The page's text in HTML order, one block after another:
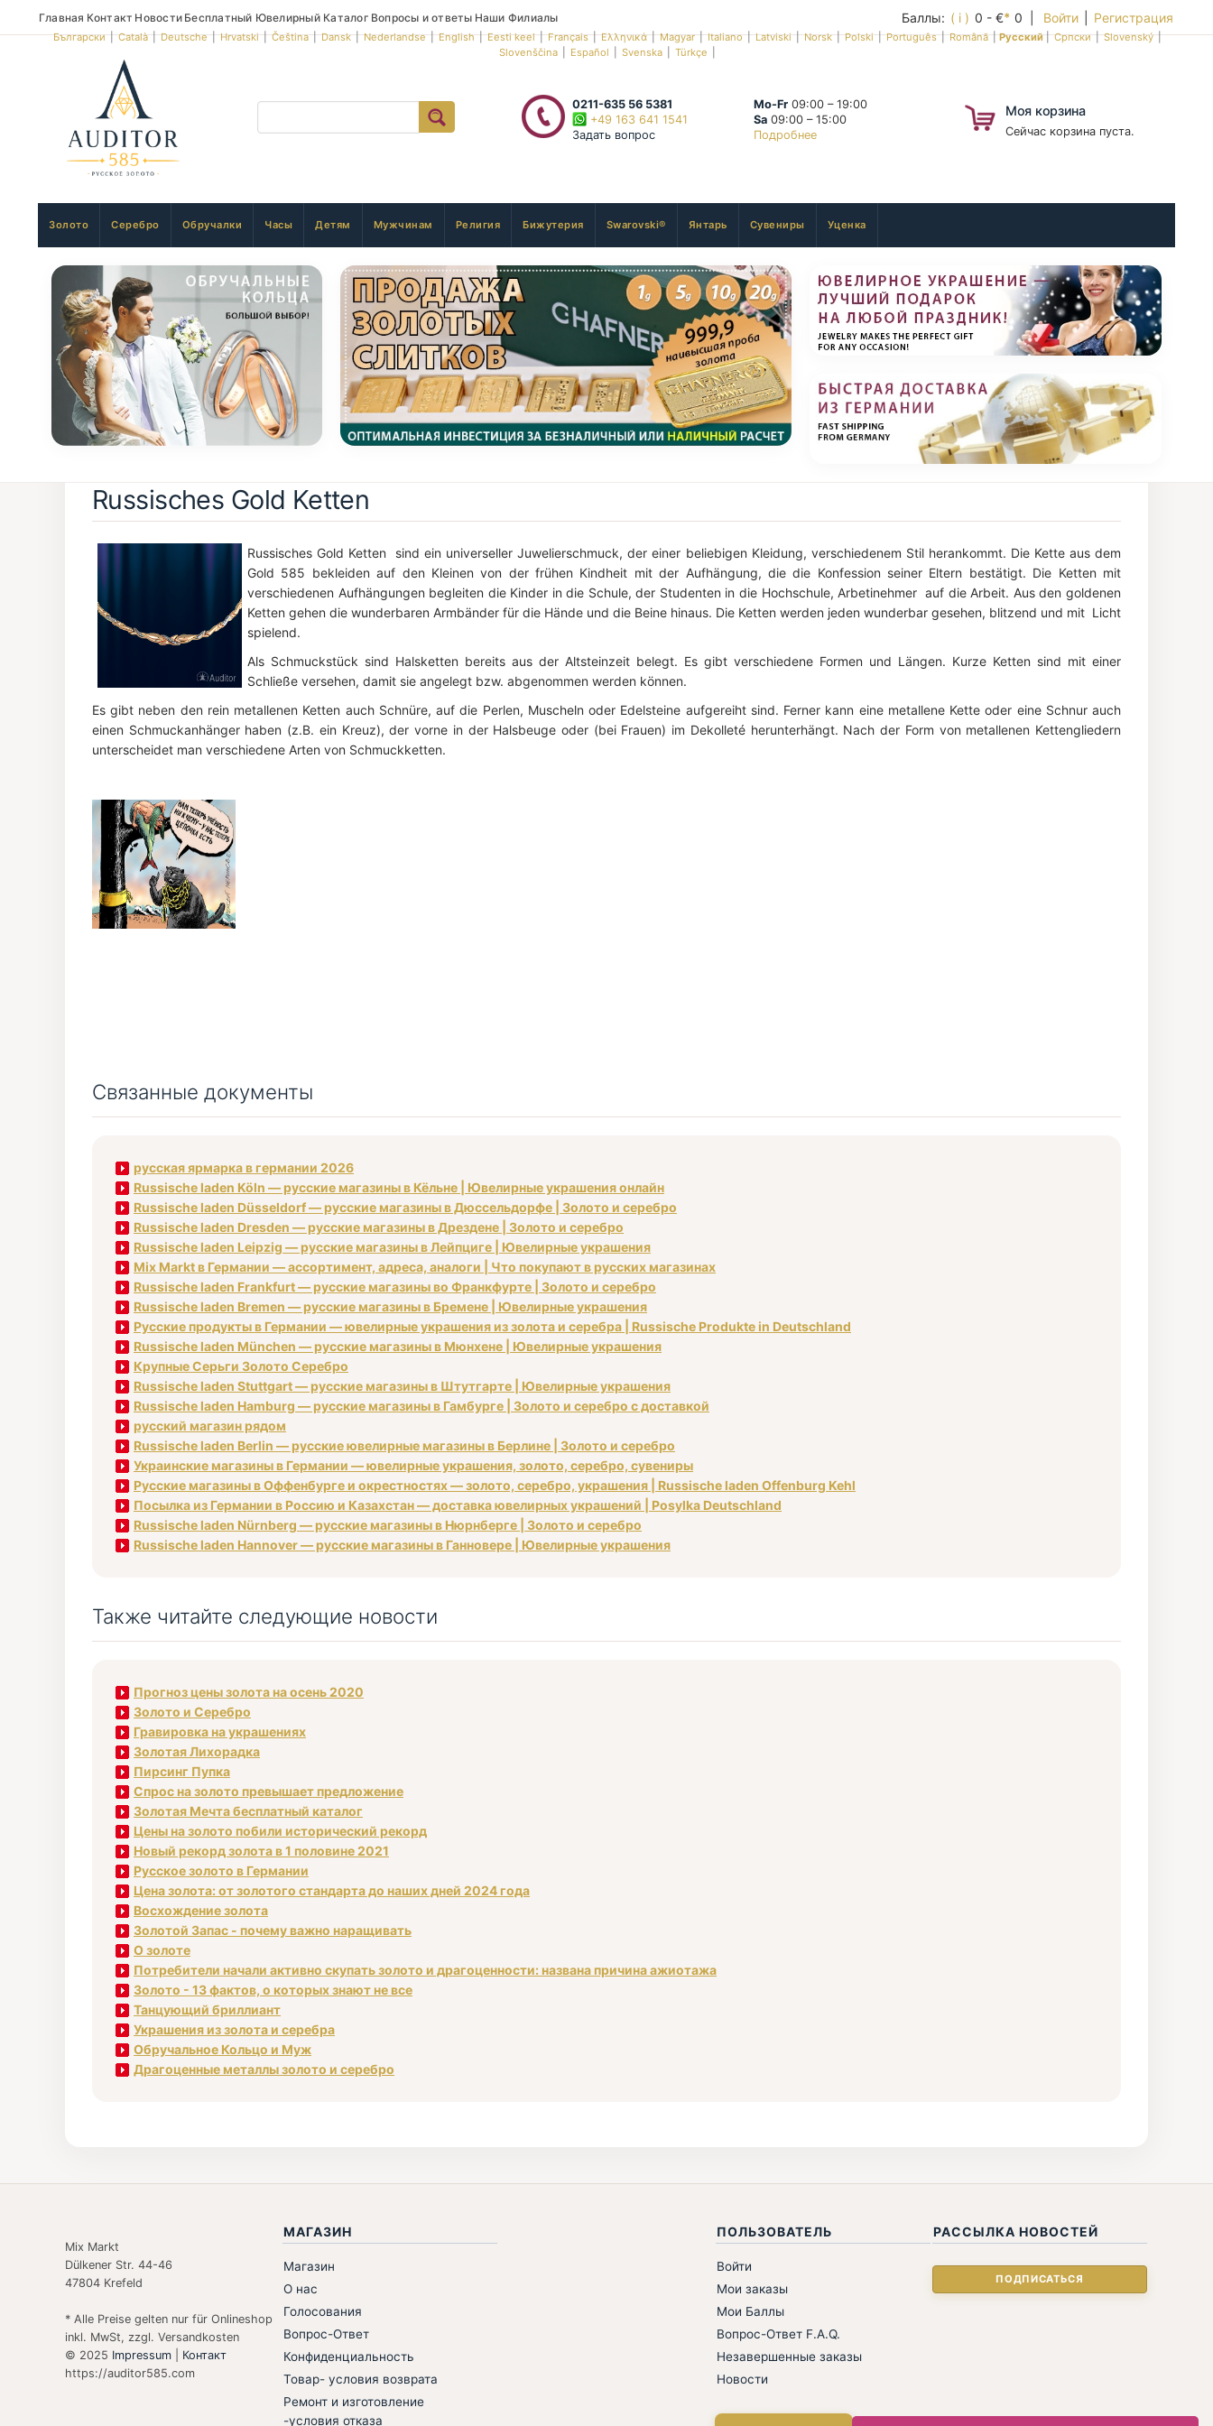
Главная Контакт Новости Бесплатный Ювелирный Каталог Вопросы и ответы Наши Филиалы Баллы: ( i ) 0 - €* 0 | Войти Регистрация
Български|Català|Deutsche|Hrvatski|Čeština|Dansk|Nederlandse|English|Eesti keel|Français|Ελληνικά|Magyar|Italiano|Latviski|Norsk|Polski|Português|Română|Русский|Српски|Slovenský|
Slovenščina
Español Svenska Türkçe
0211-635 56 5381
+49 163 641 1541
Задать вопрос
Mo-Fr09:00 – 19:00
Sa09:00 – 15:00
Подробнее
Моя корзина
Сейчас корзина пуста.
Золото Серебро Обручалки Часы Детям Мужчинам Религия Бижутерия Swarovski® Янтарь Сувениры Уценка
Russisches Gold Ketten
Russisches Gold Ketten sind ein universeller Juwelierschmuck, der einer beliebigen Kleidung, verschiedenem Stil herankommt. Die Kette aus dem
Gold 585 bekleiden auf den Kleinen von der frühen Kindheit mit der Aufhängung, die die Konfession seiner Eltern bestätigt. Die Ketten mit
verschiedenen Aufhängungen begleiten die Kinder in die Schule, der Studenten in die Hochschule, Arbetinehmer auf die Arbeit. Aus den goldenen
Ketten gehen die wunderbaren Armbänder für die Hände und die Beine hinaus. Die Ketten werden jeden wunderbar gesehen, blitzend und mit Licht
spielend.
Als Schmuckstück sind Halsketten bereits aus der Altsteinzeit belegt. Es gibt verschiedene Formen und Längen. Kurze Ketten sind mit einer
Schließe versehen, damit sie angelegt bzw. abgenommen werden können.
Es gibt neben den rein metallenen Ketten auch Schnüre, auf die Perlen, Muscheln oder Edelsteine aufgereiht sind. Ferner kann eine metallene Kette oder eine Schnur auch
einen Schmuckanhänger haben (z.B. ein Kreuz), der vorne in der Halsbeuge oder (bei Frauen) im Dekolleté herunterhängt. Nach der Form von metallenen Kettengliedern
unterscheidet man verschiedene Arten von Schmuckketten.
Связанные документы
русская ярмарка в германии 2026
Russische laden Köln — русские магазины в Кёльне | Ювелирные украшения онлайн
Russische laden Düsseldorf — русские магазины в Дюссельдорфе | Золото и серебро
Russische laden Dresden — русские магазины в Дрездене | Золото и серебро
Russische laden Leipzig — русские магазины в Лейпциге | Ювелирные украшения
Mix Markt в Германии — ассортимент, адреса, аналоги | Что покупают в русских магазинах
Russische laden Frankfurt — русские магазины во Франкфурте | Золото и серебро
Russische laden Bremen — русские магазины в Бремене | Ювелирные украшения
Русские продукты в Германии — ювелирные украшения из золота и серебра | Russische Produkte in Deutschland
Russische laden München — русские магазины в Мюнхене | Ювелирные украшения
Крупные Серьги Золото Серебро
Russische laden Stuttgart — русские магазины в Штутгарте | Ювелирные украшения
Russische laden Hamburg — русские магазины в Гамбурге | Золото и серебро с доставкой
русский магазин рядом
Russische laden Berlin — русские ювелирные магазины в Берлине | Золото и серебро
Украинские магазины в Германии — ювелирные украшения, золото, серебро, сувениры
Русские магазины в Оффенбурге и окрестностях — золото, серебро, украшения | Russische laden Offenburg Kehl
Посылка из Германии в Россию и Казахстан — доставка ювелирных украшений | Posylka Deutschland
Russische laden Nürnberg — русские магазины в Нюрнберге | Золото и серебро
Russische laden Hannover — русские магазины в Ганновере | Ювелирные украшения
Также читайте следующие новости
Прогноз цены золота на осень 2020
Золото и Серебро
Гравировка на украшениях
Золотая Лихорадка
Пирсинг Пупка
Спрос на золото превышает предложение
Золотая Мечта бесплатный каталог
Цены на золото побили исторический рекорд
Новый рекорд золота в 1 половине 2021
Русское золото в Германии
Цена золота: от золотого стандарта до наших дней 2024 года
Восхождение золота
Золотой Запас - почему важно наращивать
О золоте
Потребители начали активно скупать золото и драгоценности: названа причина ажиотажа
Золото - 13 фактов, о которых знают не все
Танцующий бриллиант
Украшения из золота и серебра
Обручальное Кольцо и Муж
Драгоценные металлы золото и серебро
Mix Markt
Dülkener Str. 44-46
47804 Krefeld
* Alle Preise gelten nur für Onlineshop
inkl. MwSt, zzgl. Versandkosten
© 2025 Impressum
Контакт
https://auditor585.com
МАГАЗИН
Магазин
О нас
Голосования
Вопрос-Ответ
Конфиденциальность
Товар- условия возврата
Ремонт и изготовление
-условия отказа
ПОЛЬЗОВАТЕЛЬ
Войти
Мои заказы
Мои Баллы
Вопрос-Ответ F.A.Q.
Незавершенные заказы
Новости
РАССЫЛКА НОВОСТЕЙ